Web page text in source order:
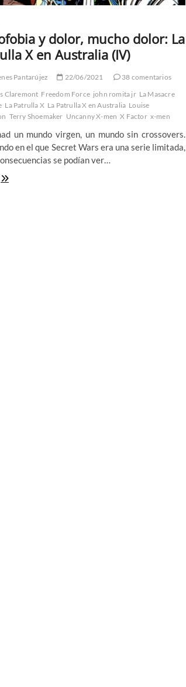
y dolor, mucho dolor: La
X en Australia (IV)
Pantarújez 22/06/2021
38 comentarios
Claremont Freedom Force john romita jr La Masacre
La Patrulla X La Patrulla X en Australia Louise
Terry Shoemaker Uncanny X-men X Factor x-men
un mundo virgen, un mundo sin crossovers.
en el que Secret Wars era una serie limitada,
se podían ver…